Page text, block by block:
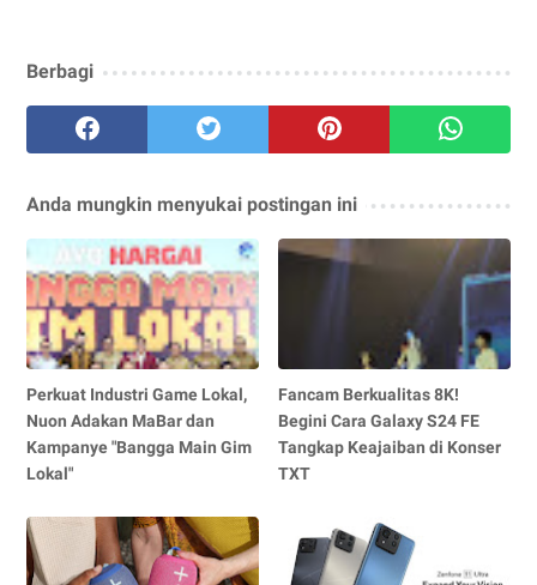
Berbagi
Anda mungkin menyukai postingan ini
Perkuat Industri Game Lokal,
Nuon Adakan MaBar dan
Kampanye "Bangga Main Gim
Lokal"
Fancam Berkualitas 8K!
Begini Cara Galaxy S24 FE
Tangkap Keajaiban di Konser
TXT